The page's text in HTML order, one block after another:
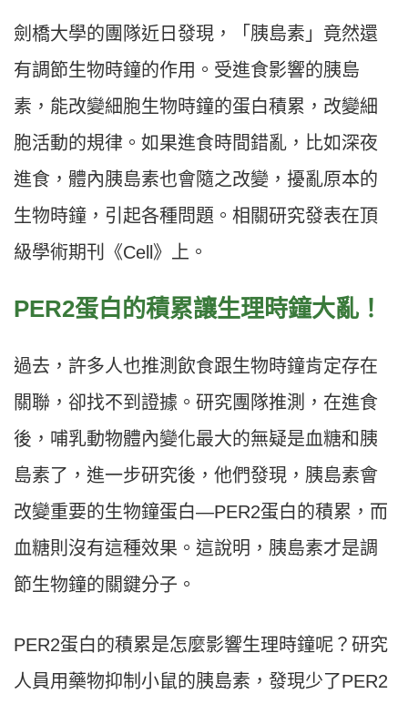
劍橋大學的團隊近日發現，「胰島素」竟然還
有調節生物時鐘的作用。受進食影響的胰島
素，能改變細胞生物時鐘的蛋白積累，改變細
胞活動的規律。如果進食時間錯亂，比如深夜
進食，體內胰島素也會隨之改變，擾亂原本的
生物時鐘，引起各種問題。相關研究發表在頂
級學術期刊《Cell》上。
PER2蛋白的積累讓生理時鐘大亂！
過去，許多人也推測飲食跟生物時鐘肯定存在
關聯，卻找不到證據。研究團隊推測，在進食
後，哺乳動物體內變化最大的無疑是血糖和胰
島素了，進一步研究後，他們發現，胰島素會
改變重要的生物鐘蛋白—PER2蛋白的積累，而
血糖則沒有這種效果。這說明，胰島素才是調
節生物鐘的關鍵分子。
PER2蛋白的積累是怎麼影響生理時鐘呢？研究
人員用藥物抑制小鼠的胰島素，發現少了PER2